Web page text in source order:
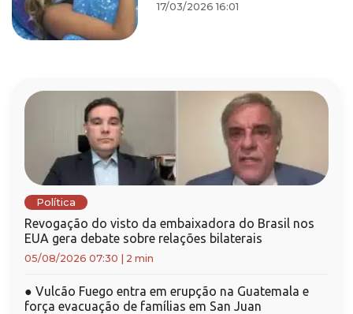
17/03/2026 16:01
Política
Revogação do visto da embaixadora do Brasil nos
EUA gera debate sobre relações bilaterais
05/08/2026 07:30 2 min
● Vulcão Fuego entra em erupção na Guatemala e
força evacuação de famílias em San Juan